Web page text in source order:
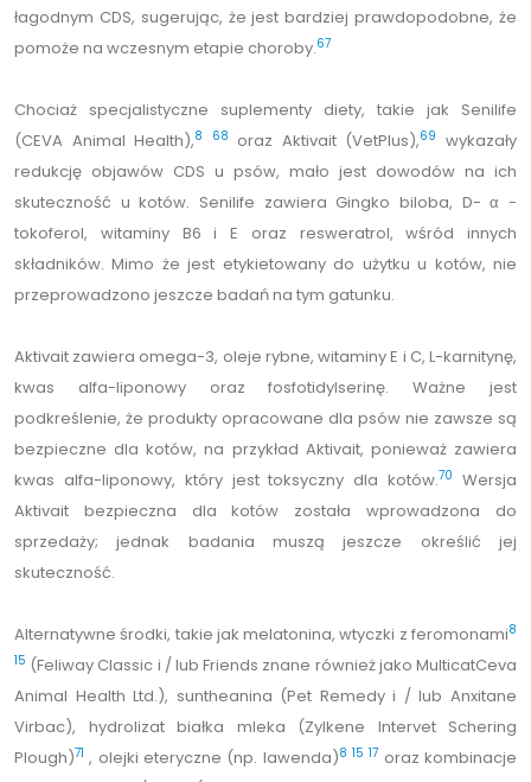
łagodnym CDS, sugerując, że jest bardziej prawdopodobne, że
pomoże na wczesnym etapie choroby.67
Chociaż specjalistyczne suplementy diety, takie jak Senilife
(CEVA Animal Health),8 68 oraz Aktivait (VetPlus),69
wykazały
redukcję objawów CDS u psów, mało jest dowodów na ich
skuteczność u kotów. Senilife zawiera Gingko biloba, D- α -
tokoferol, witaminy B6 i E oraz resweratrol, wśród innych
składników. Mimo że jest etykietowany do użytku u kotów, nie
przeprowadzono jeszcze badań na tym gatunku.
Aktivait zawiera omega-3, oleje rybne, witaminy E i C, L-karnitynę,
kwas alfa-liponowy oraz fosfotidylserinę. Ważne jest
podkreślenie, że produkty opracowane dla psów nie zawsze są
bezpieczne dla kotów, na przykład Aktivait, ponieważ zawiera
kwas alfa-liponowy, który jest toksyczny dla kotów.70
Wersja
Aktivait bezpieczna dla kotów została wprowadzona do
sprzedaży; jednak badania muszą jeszcze określić jej
skuteczność.
Alternatywne środki, takie jak melatonina, wtyczki z feromonami8
15 (Feliway Classic i / lub Friends znane również jako MulticatCeva
Animal Health Ltd.), suntheanina (Pet Remedy i / lub Anxitane
Virbac), hydrolizat białka mleka (Zylkene Intervet Schering
Plough)71 , olejki eteryczne (np. lawenda)8 15 17 oraz kombinacje